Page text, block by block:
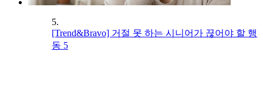
5.
[Trend&Bravo] 거절 못 하는 시니어가 끊어야 할 행
동 5